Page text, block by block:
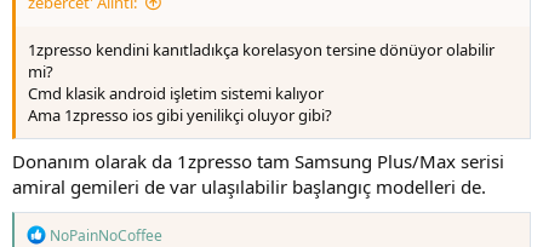
1zpresso kendini kanıtladıkça korelasyon tersine dönüyor olabilir
mi?
Cmd klasik android işletim sistemi kalıyor
Ama 1zpresso ios gibi yenilikçi oluyor gibi?
Donanım olarak da 1zpresso tam Samsung Plus/Max serisi
amiral gemileri de var ulaşılabilir başlangıç modelleri de.
T
NoPainNoCoffee